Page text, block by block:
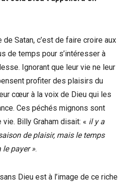
de Satan, c’est de faire croire aux
de temps pour s’intéresser à
Ignorant que leur vie ne leur
profiter des plaisirs du
cœur à la voix de Dieu qui les
Ces péchés mignons sont
Billy Graham disait: « il y a
de plaisir, mais le temps
payer ».
Dieu est à l’image de ce riche